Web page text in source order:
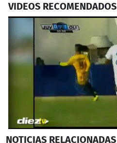
VIDEOS RECOMENDADOS
seconds
NOTICIAS RELACIONADAS